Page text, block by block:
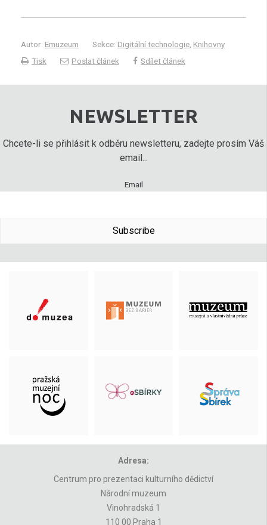
Autor: Emuzeum Sekce: Digitální technologie, Knihovny
Tisk
Poslat článek Sdílet článek
NEWSLETTER
Chcete-li se přihlásit k odběru newsletteru, zadejte prosím Váš
email...
Email
Subscribe
Adresa:
Centrum pro prezentaci kulturního dědictví
Národní muzeum
Vinohradská 1
110 00 Praha 1